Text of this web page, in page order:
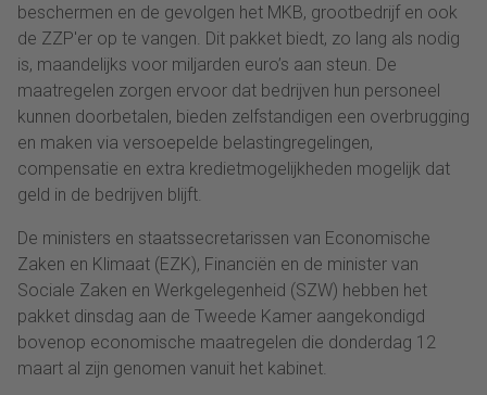
beschermen en de gevolgen het MKB, grootbedrijf en ook
de ZZP'er op te vangen. Dit pakket biedt, zo lang als nodig
is, maandelijks voor miljarden euro’s aan steun. De
maatregelen zorgen ervoor dat bedrijven hun personeel
kunnen doorbetalen, bieden zelfstandigen een overbrugging
en maken via versoepelde belastingregelingen,
compensatie en extra kredietmogelijkheden mogelijk dat
geld in de bedrijven blijft.
De ministers en staatssecretarissen van Economische
Zaken en Klimaat (EZK), Financiën en de minister van
Sociale Zaken en Werkgelegenheid (SZW) hebben het
pakket dinsdag aan de Tweede Kamer aangekondigd
bovenop economische maatregelen die donderdag 12
maart al zijn genomen vanuit het kabinet.